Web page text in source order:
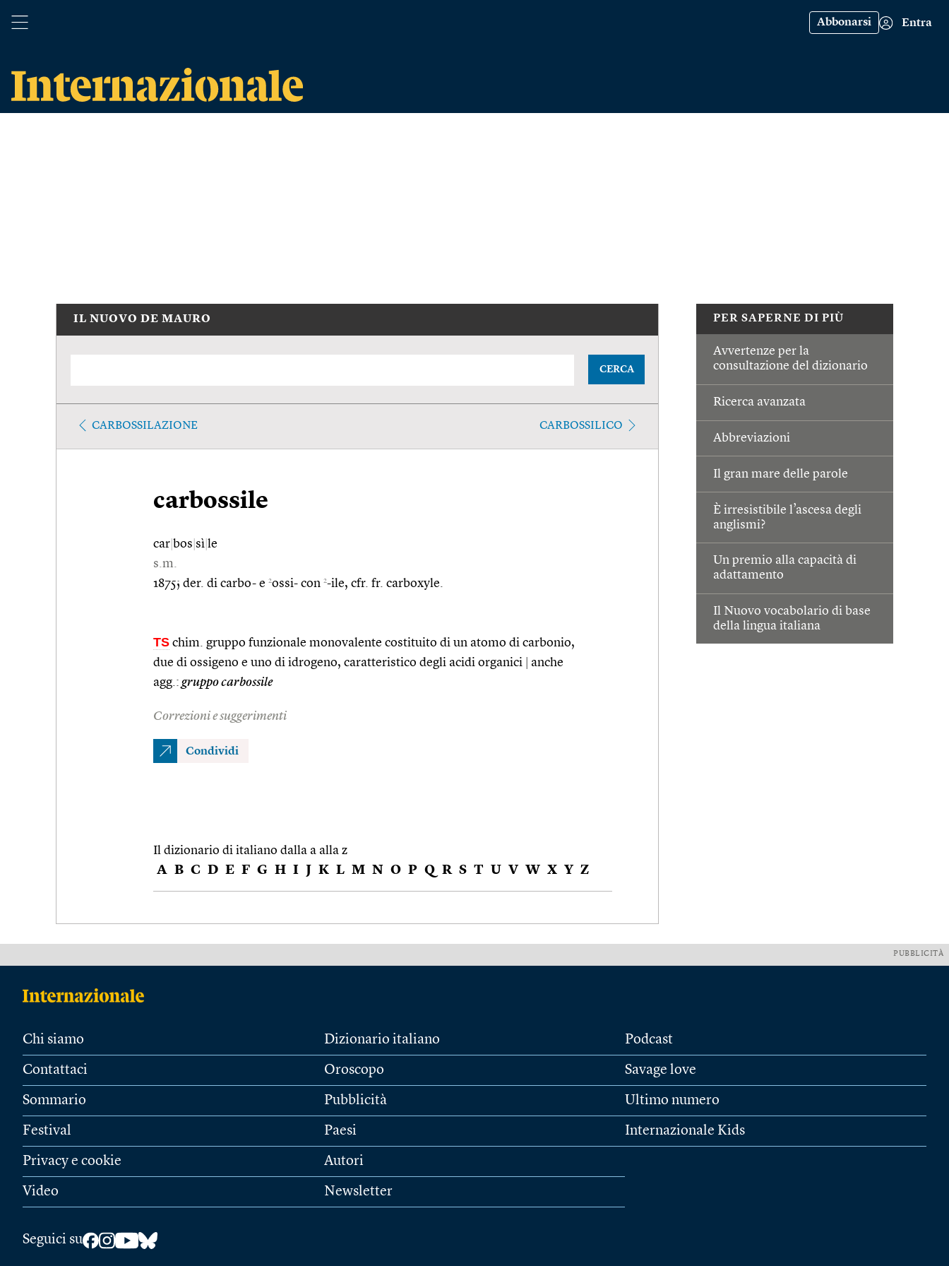
Abbonarsi Entra
PER SAPERNE DI PIÙ
Avvertenze per la
consultazione del dizionario
Ricerca avanzata
Abbreviazioni
Il gran mare delle parole
È irresistibile l’ascesa degli
anglismi?
Un premio alla capacità di
adattamento
Il Nuovo vocabolario di base
della lingua italiana
IL NUOVO DE MAURO
CERCA
CARBOSSILAZIONE CARBOSSILICO
carbossile
car bos sì le
s.m.
1875; der. di carbo- e 2ossi- con 2-ile, cfr. fr. carboxyle.
TS chim. gruppo funzionale monovalente costituito di un atomo di carbonio,
due di ossigeno e uno di idrogeno, caratteristico degli acidi organici
anche
agg.: gruppo carbossile
Correzioni e suggerimenti
Condividi
Il dizionario di italiano dalla a alla z
A B C D E F G H I J K L M N O P Q R S T U V W X Y Z
PUBBLICITÀ
Chi siamo
Contattaci
Sommario
Festival
Privacy e cookie
Video
Dizionario italiano
Oroscopo
Pubblicità
Paesi
Autori
Newsletter
Podcast
Savage love
Ultimo numero
Internazionale Kids
Seguici su